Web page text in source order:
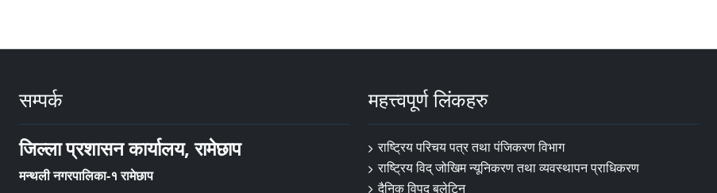
सम्पर्क
जिल्ला प्रशासन कार्यालय, रामेछाप
मन्थली नगरपालिका-१ रामेछाप
महत्त्वपूर्ण लिंकहरु
राष्ट्रिय परिचय पत्र तथा पंजिकरण विभाग
राष्ट्रिय विद् जोखिम न्यूनिकरण तथा व्यवस्थापन प्राधिकरण
दैनिक विपद् बुलेटिन